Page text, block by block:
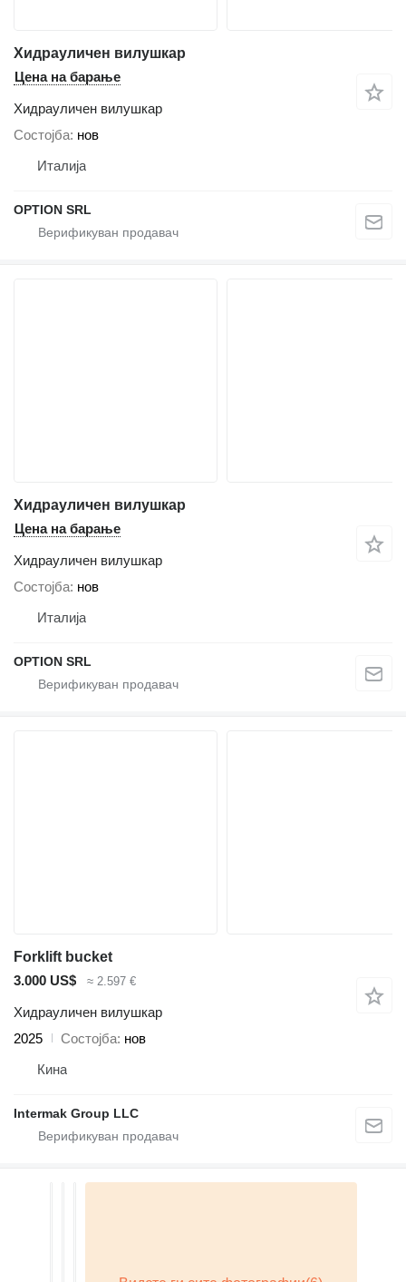
Хидрауличен вилушкар
Цена на барање
Хидрауличен вилушкар
Состојба нов
Италија
OPTION SRL
Хидрауличен вилушкар
Цена на барање
Хидрауличен вилушкар
Состојба нов
Италија
OPTION SRL
Forklift bucket
3.000 US$
≈ 2.597 €
Хидрауличен вилушкар
2025
Состојба нов
Кина
Intermak Group LLC